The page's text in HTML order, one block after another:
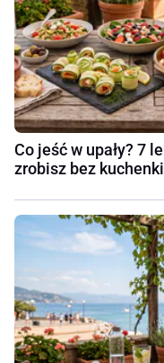
Co jeść w upały? 7
zrobisz bez kuchenki